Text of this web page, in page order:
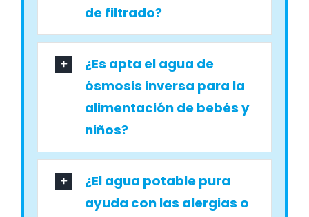
de filtrado?
¿Es apta el agua de
ósmosis inversa para la
alimentación de bebés y
niños?
¿El agua potable pura
ayuda con las alergias o